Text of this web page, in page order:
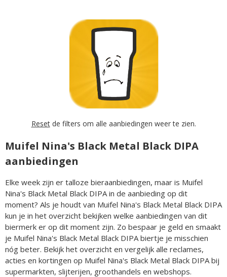
Resetde filters om alle aanbiedingen weer te zien.
Muifel Nina's Black Metal Black DIPA
aanbiedingen
Elke week zijn er talloze bieraanbiedingen, maar is Muifel
Nina's Black Metal Black DIPA in de aanbieding op dit
moment? Als je houdt van Muifel Nina's Black Metal Black DIPA
kun je in het overzicht bekijken welke aanbiedingen van dit
biermerk er op dit moment zijn. Zo bespaar je geld en smaakt
je Muifel Nina's Black Metal Black DIPA biertje je misschien
nóg beter. Bekijk het overzicht en vergelijk alle reclames,
acties en kortingen op Muifel Nina's Black Metal Black DIPA bij
supermarkten, slijterijen, groothandels en webshops.